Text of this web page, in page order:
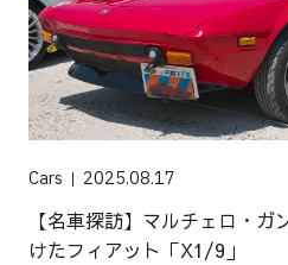
Cars 2025.08.17
【名車探訪】マルチェロ・
けたフィアット「X1/9」